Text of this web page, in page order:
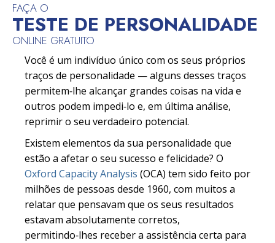
FAÇA O
TESTE DE PERSONALIDADE
ONLINE GRATUITO
Você é um indivíduo único com os seus próprios
traços de personalidade — alguns desses traços
permitem‑lhe alcançar grandes coisas na vida e
outros podem impedi‑lo e, em última análise,
reprimir o seu verdadeiro potencial.
Existem elementos da sua personalidade que
estão a afetar o seu sucesso e felicidade? O
Oxford Capacity Analysis (OCA) tem sido feito por
milhões de pessoas desde 1960, com muitos a
relatar que pensavam que os seus resultados
estavam absolutamente corretos,
permitindo‑lhes receber a assistência certa para